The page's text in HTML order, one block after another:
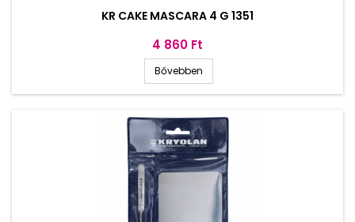
KR CAKE MASCARA 4 G 1351
Ár
4 860 Ft
Bővebben